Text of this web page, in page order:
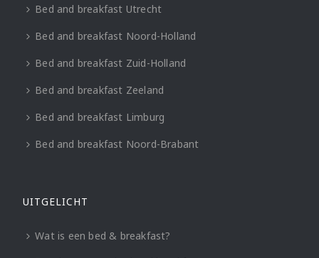
Bed and breakfast Utrecht
Bed and breakfast Noord-Holland
Bed and breakfast Zuid-Holland
Bed and breakfast Zeeland
Bed and breakfast Limburg
Bed and breakfast Noord-Brabant
UITGELICHT
Wat is een bed & breakfast?